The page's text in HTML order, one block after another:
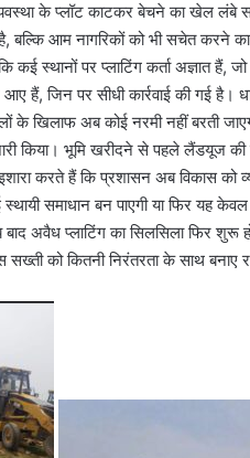
के प्लॉट काटकर बेचने का खेल
बल्कि आम नागरिकों को भी सचेत करने
कई स्थानों पर प्लाटिंग कर्ता अज्ञात हैं,
हैं, जिन पर सीधी कार्रवाई की गई है।
के खिलाफ अब कोई नरमी नहीं बरती
किया। भूमि खरीदने से पहले
करते हैं कि प्रशासन अब विकास को
स्थायी समाधान बन पाएगी या फिर
अवैध प्लाटिंग का सिलसिला फिर शुरू हो
को कितनी निरंतरता के साथ बनाए